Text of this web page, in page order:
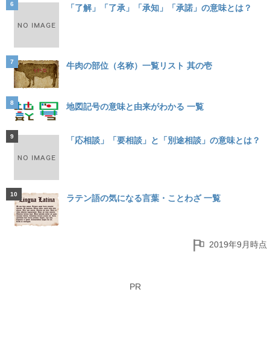
6 「了解」「了承」「承知」「承諾」の意味とは？
7 牛肉の部位（名称）一覧リスト 其の壱
8 地図記号の意味と由来がわかる 一覧
9 「応相談」「要相談」と「別途相談」の意味とは？
10 ラテン語の気になる言葉・ことわざ 一覧
2019年9月時点
PR